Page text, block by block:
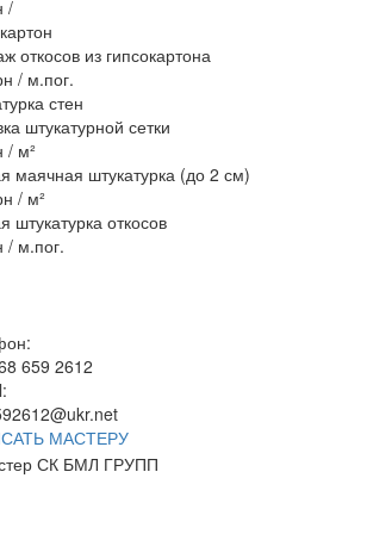
/
откосов из гипсокартона
/ м.пог.
стен
штукатурной сетки
/ м²
маячная штукатурка (до 2 см)
/ м²
штукатурка откосов
/ м.пог.
659 2612
МАСТЕРУ